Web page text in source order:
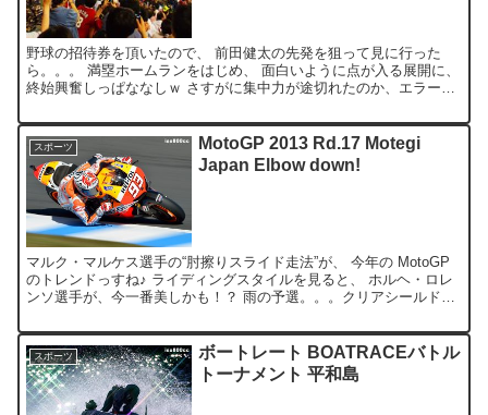
野球の招待券を頂いたので、 前田健太の先発を狙って見に行った
ら。。。 満塁ホームランをはじめ、 面白いように点が入る展開に、
終始興奮しっぱななしｗ さすがに集中力が途切れたのか、エラーか
スポーツ
MotoGP 2013 Rd.17 Motegi
Japan Elbow down!
マルク・マルケス選手の“肘擦りスライド走法”が、 今年の MotoGP
のトレンドっすね♪ ライディングスタイルを見ると、 ホルヘ・ロレ
ンソ選手が、今一番美しかも！？ 雨の予選。。。クリアシールド
スポーツ
ボートレート BOATRACEバトル
トーナメント 平和島